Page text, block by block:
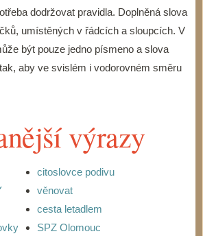
dodržovat pravidla. Doplněná slova
umístěných v řádcích a sloupcích. V
být pouze jedno písmeno a slova
aby ve svislém i vodorovném směru
výrazy
citoslovce podivu
věnovat
cesta letadlem
SPZ Olomouc